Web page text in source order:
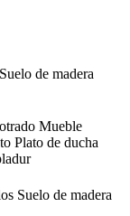
Suelo de madera
Mueble
Plato de ducha
Suelo de madera